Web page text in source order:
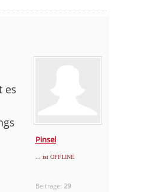
Pinsel
... ist OFFLINE
Beiträge: 29
es